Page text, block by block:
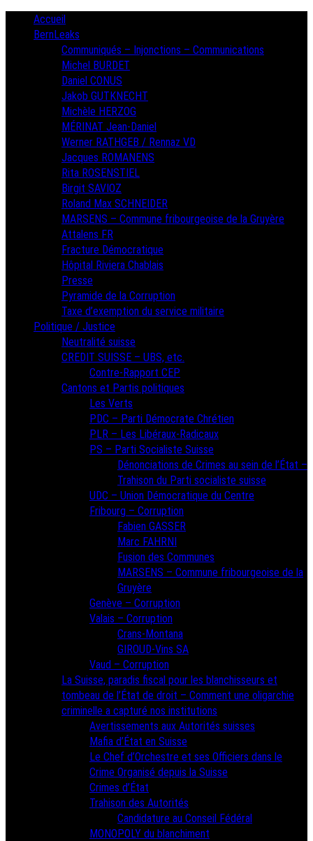
PrimaryAccueil
BernLeaks
Communiqués – Injonctions – Communications
Michel BURDET
Daniel CONUS
Jakob GUTKNECHT
Michèle HERZOG
MÉRINAT Jean-Daniel
Werner RATHGEB / Rennaz VD
Jacques ROMANENS
Rita ROSENSTIEL
Birgit SAVIOZ
Roland Max SCHNEIDER
MARSENS – Commune fribourgeoise de la Gruyère
Attalens FR
Fracture Démocratique
Hôpital Riviera Chablais
Presse
Pyramide de la Corruption
Taxe d’exemption du service militaire
Politique / Justice
Neutralité suisse
CREDIT SUISSE – UBS, etc.
Contre-Rapport CEP
Cantons et Partis politiques
Les Verts
PDC – Parti Démocrate Chrétien
PLR – Les Libéraux-Radicaux
PS – Parti Socialiste Suisse
Dénonciations de Crimes au sein de l’État –
Trahison du Parti socialiste suisse
UDC – Union Démocratique du Centre
Fribourg – Corruption
Fabien GASSER
Marc FAHRNI
Fusion des Communes
MARSENS – Commune fribourgeoise de la
Gruyère
Genève – Corruption
Valais – Corruption
Crans-Montana
GIROUD-Vins SA
Vaud – Corruption
La Suisse, paradis fiscal pour les blanchisseurs et
tombeau de l’État de droit – Comment une oligarchie
criminelle a capturé nos institutions
Avertissements aux Autorités suisses
Mafia d’État en Suisse
Le Chef d’Orchestre et ses Officiers dans le
Crime Organisé depuis la Suisse
Crimes d’État
Trahison des Autorités
Candidature au Conseil Fédéral
MONOPOLY du blanchiment